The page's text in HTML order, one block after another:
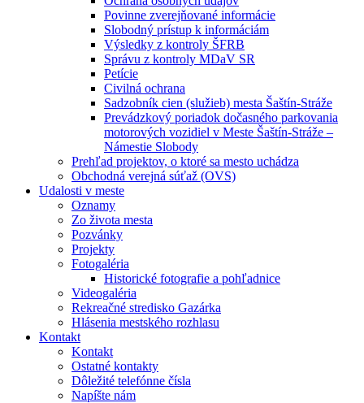
Povinne zverejňované informácie
Slobodný prístup k informáciám
Výsledky z kontroly ŠFRB
Správu z kontroly MDaV SR
Petície
Civilná ochrana
Sadzobník cien (služieb) mesta Šaštín-Stráže
Prevádzkový poriadok dočasného parkovania
motorových vozidiel v Meste Šaštín-Stráže –
Námestie Slobody
Prehľad projektov, o ktoré sa mesto uchádza
Obchodná verejná súťaž (OVS)
Udalosti v meste
Oznamy
Zo života mesta
Pozvánky
Projekty
Fotogaléria
Historické fotografie a pohľadnice
Videogaléria
Rekreačné stredisko Gazárka
Hlásenia mestského rozhlasu
Kontakt
Kontakt
Ostatné kontakty
Dôležité telefónne čísla
Napíšte nám